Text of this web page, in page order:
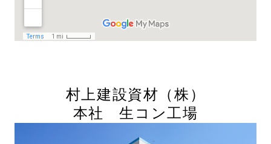
村上建設資材 （株）
本社 生コン工場